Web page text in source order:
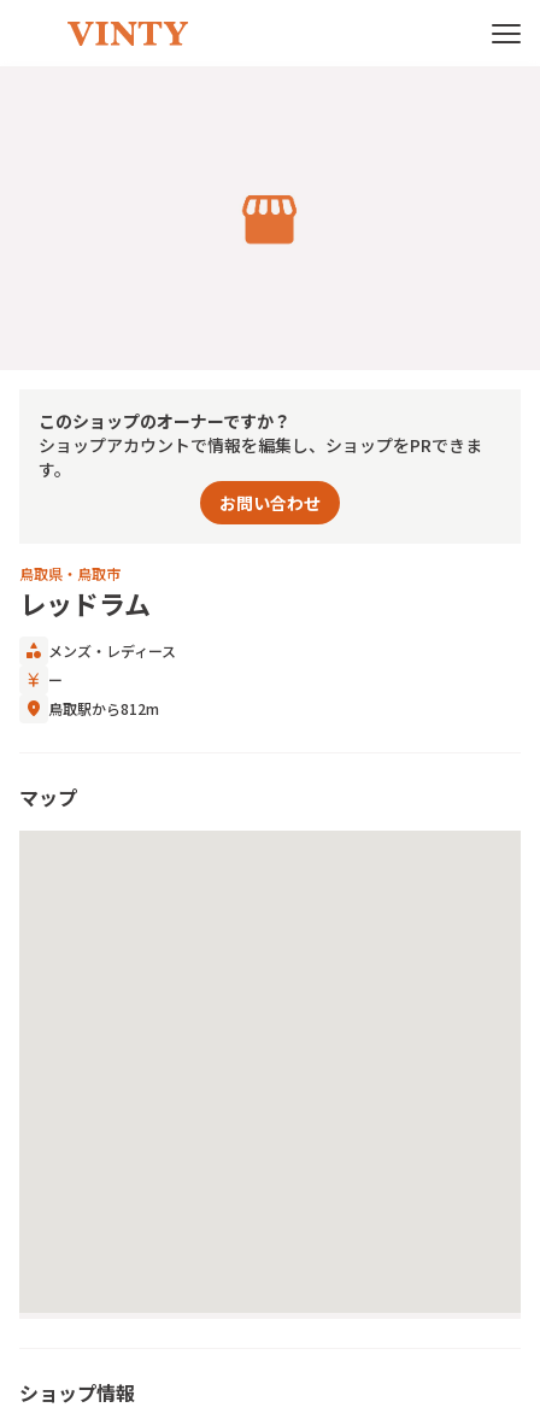
このショップのオーナーですか？
ショップアカウントで情報を編集し、ショップをPRできま
す。
お問い合わせ
鳥取県・鳥取市
レッドラム
category メンズ ・ レディース
currency_yen ー
location_on 鳥取駅から812m
マップ
ショップ情報